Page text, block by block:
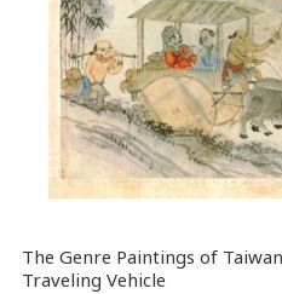
The Genre Paintings of
Traveling Vehicle